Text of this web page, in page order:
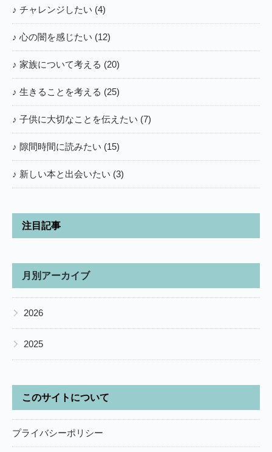
♪ チャレンジしたい (4)
♪ 心の闇を感じたい (12)
♪ 家族について考える (20)
♪ 生きることを考える (25)
♪ 子供に大切なことを伝えたい (7)
♪ 隙間時間に読みたい (15)
♪ 新しい本と出会いたい (3)
注目記事
月別アーカイブ
▶ 2026
▶ 2025
このサイトについて
プライバシーポリシー